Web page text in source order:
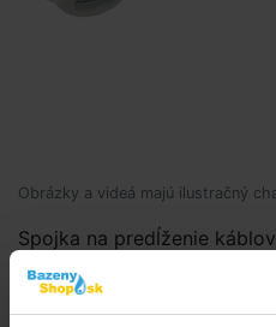
Obrázky a videá majú ilustračný
Spojka na predĺženie
Kód produktu: